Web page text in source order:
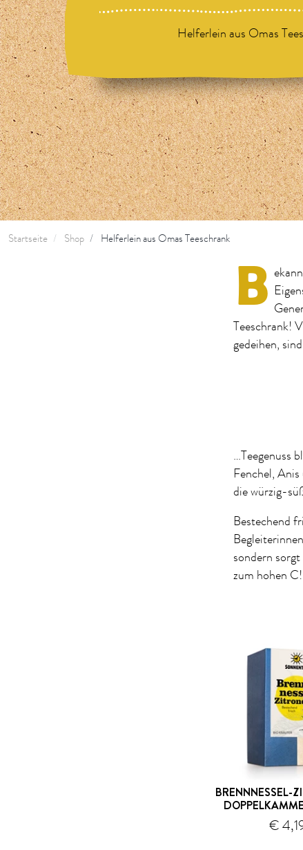
Helferlein aus Omas
Startseite Shop Helferlein aus Omas Teeschrank
B
Teeschrank!
gedeihen,
…Teegenuss
Fenchel,
die würzig-
Bestechend
sondern
zum hohen
BRENNNESSEL-
€